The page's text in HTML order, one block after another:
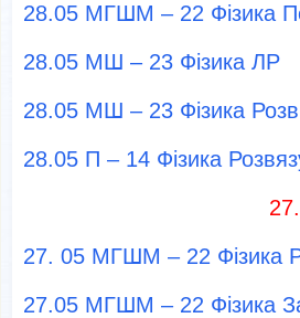
28.05 МГШМ – 22 Фізика
28.05 МШ – 23 Фізика ЛР
28.05 МШ – 23 Фізика
28.05 П – 14 Фізика
27. 05 МГШМ – 22 Фізика
27.05 МГШМ – 22 Фізика